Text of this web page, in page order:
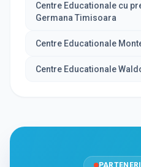
Centre Educationale cu
Germana Timisoara
Centre Educationale
Centre Educationale